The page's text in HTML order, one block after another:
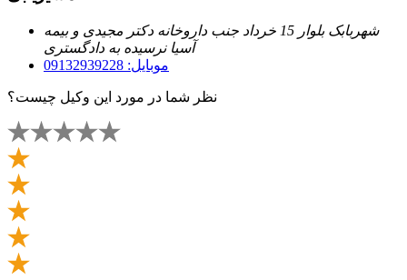
شهربابک بلوار 15 خرداد جنب داروخانه دکتر مجیدی و بیمه
آسیا نرسیده به دادگستری
موبایل: 09132939228
نظر شما در مورد این وکیل چیست؟